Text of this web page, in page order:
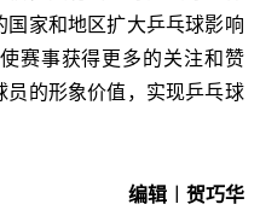
家和地区扩大乒乓球影响
赛事获得更多的关注和赞
员的形象价值，实现乒乓球
编辑︱贺巧华